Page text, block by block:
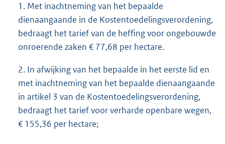
1. Met inachtneming van het bepaalde
dienaangaande in de Kostentoedelingsverordening,
bedraagt het tarief van de heffing voor ongebouwde
onroerende zaken € 77,68 per hectare.
2. In afwijking van het bepaalde in het eerste lid en
met inachtneming van het bepaalde dienaangaande
in artikel 3 van de Kostentoedelingsverordening,
bedraagt het tarief voor verharde openbare wegen,
€ 155,36 per hectare;